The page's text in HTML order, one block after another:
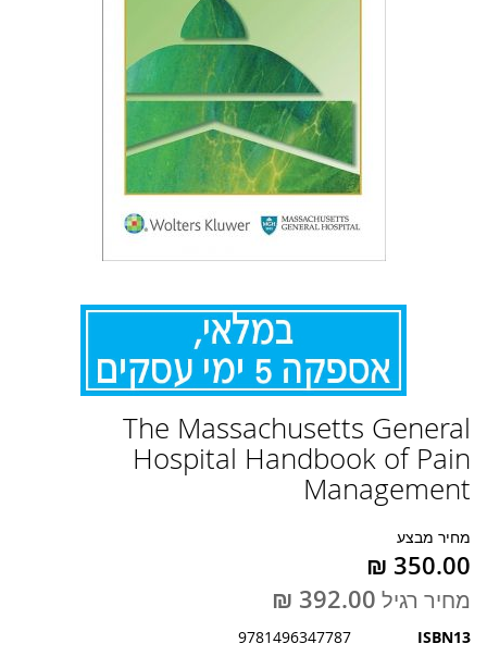
The Massachusetts General
Hospital Handbook of Pain
Management
מחיר מבצע
מחיר רגיל
ISBN13
9781496347787
להתחלה
של
גלריית
תמונות